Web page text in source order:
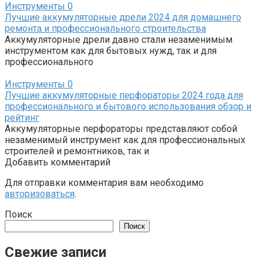
Инструменты 0
Лучшие аккумуляторные дрели 2024 для домашнего
ремонта и профессионального строительства
Аккумуляторные дрели давно стали незаменимым
инструментом как для бытовых нужд, так и для
профессионального
Инструменты 0
Лучшие аккумуляторные перфораторы 2024 года для
профессионального и бытового использования обзор и
рейтинг
Аккумуляторные перфораторы представляют собой
незаменимый инструмент как для профессиональных
строителей и ремонтников, так и
Добавить комментарий
Для отправки комментария вам необходимо
авторизоваться.
Поиск
Поиск
Свежие записи